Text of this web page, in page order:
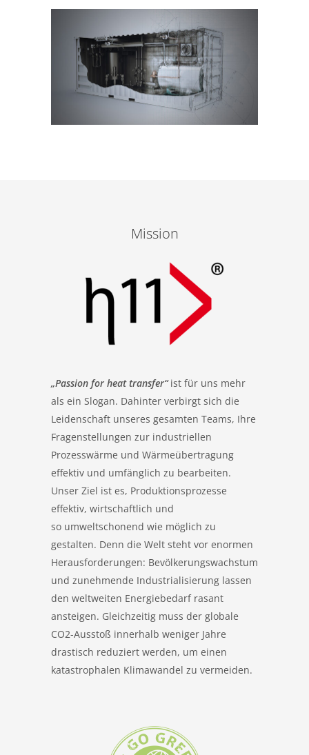
Mission
„Passion for heat transfer“ist für uns mehr
als ein Slogan. Dahinter verbirgt sich die
Leidenschaft unseres gesamten Teams, Ihre
Fragenstellungen zur industriellen
Prozesswärme und Wärmeübertragung
effektiv und umfänglich zu bearbeiten.
Unser Ziel ist es, Produktionsprozesse
effektiv, wirtschaftlich und
so umweltschonend wie möglich zu
gestalten. Denn die Welt steht vor enormen
Herausforderungen: Bevölkerungswachstum
und zunehmende Industrialisierung lassen
den weltweiten Energiebedarf rasant
ansteigen. Gleichzeitig muss der globale
CO2-Ausstoß innerhalb weniger Jahre
drastisch reduziert werden, um einen
katastrophalen Klimawandel zu vermeiden.